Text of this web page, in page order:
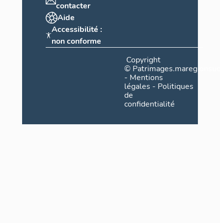
contacter
Aide
Accessibilité :
non conforme
Copyright
©
- Mentions
légales - Politiques
de
confidentialité